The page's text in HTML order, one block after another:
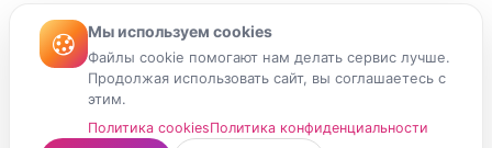
Мы используем cookies
Файлы cookie помогают нам делать сервис лучше.
Продолжая использовать сайт, вы соглашаетесь с
этим.
Политика cookiesПолитика конфиденциальности